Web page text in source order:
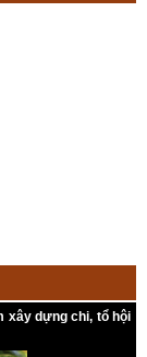
- Thương mại sản
xây dựng chi, tổ hội